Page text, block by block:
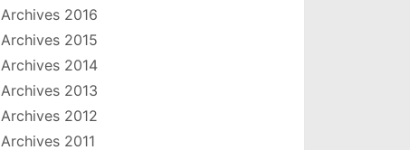
Archives 2016
Archives 2015
Archives 2014
Archives 2013
Archives 2012
Archives 2011